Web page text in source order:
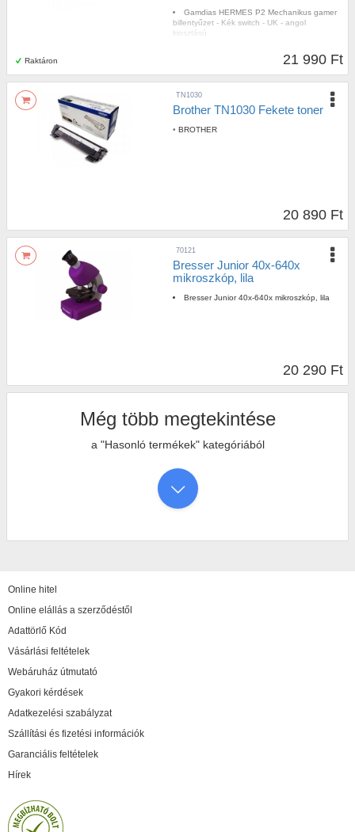
Raktáron
Gamdias HERMES P2 Mechanikus gamer
billentyűzet - Kék switch - UK - angol
kiosztású
21 990 Ft
TN1030
Brother TN1030 Fekete toner
• BROTHER
20 890 Ft
70121
Bresser Junior 40x-640x
mikroszkóp, lila
Bresser Junior 40x-640x mikroszkóp, lila
20 290 Ft
Még több megtekintése
a "Hasonló termékek" kategóriából
Online hitel
Online elállás a szerződéstől
Adattörlő Kód
Vásárlási feltételek
Webáruház útmutató
Gyakori kérdések
Adatkezelési szabályzat
Szállítási és fizetési információk
Garanciális feltételek
Hírek